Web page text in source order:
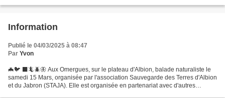
Information
Publié le 04/03/2025 à 08:47
Par Yvon
🦇🐦 ⬛🦎🪲🦋 Aux Omergues, sur le plateau d'Albion, balade naturaliste le
samedi 15 Mars, organisée par l'association Sauvegarde des Terres d'Albion
et du Jabron (STAJA). Elle est organisée en partenariat avec d'autres